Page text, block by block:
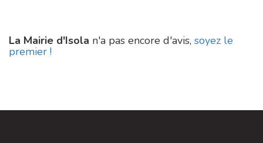
La Mairie d'Isola n'a pas encore d'avis, soyez le
premier !